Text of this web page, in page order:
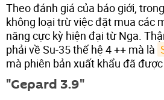
Theo đánh giá của báo giới,
không loại trừ việc đặt mua các
năng cực kỳ hiện đại từ Nga.
phải về Su-35 thế hệ 4 ++ mà là
mà phiên bản xuất khẩu đã
"Gepard 3.9"